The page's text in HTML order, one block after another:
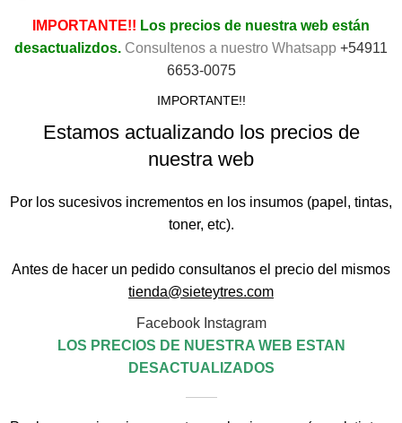
IMPORTANTE!! Los precios de nuestra web están
desactualizdos. Consultenos a nuestro Whatsapp +54911
6653-0075
IMPORTANTE!!
Estamos actualizando los precios de
nuestra web
Por los sucesivos incrementos en los insumos (papel, tintas,
toner, etc).
Antes de hacer un pedido consultanos el precio del mismos
tienda@sieteytres.com
Facebook Instagram
LOS PRECIOS DE NUESTRA WEB ESTAN
DESACTUALIZADOS